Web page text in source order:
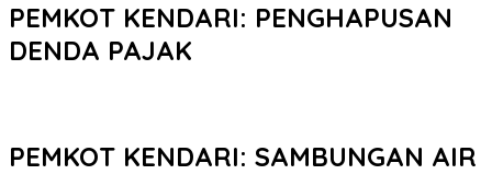
PEMKOT KENDARI: PENGHAPUSAN
DENDA PAJAK
PEMKOT KENDARI: SAMBUNGAN AIR